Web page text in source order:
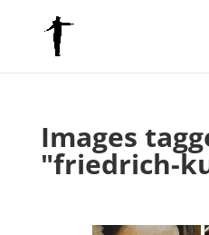
Images
"friedrich-